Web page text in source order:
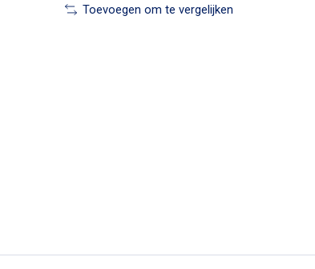
Toevoegen om te vergelijken